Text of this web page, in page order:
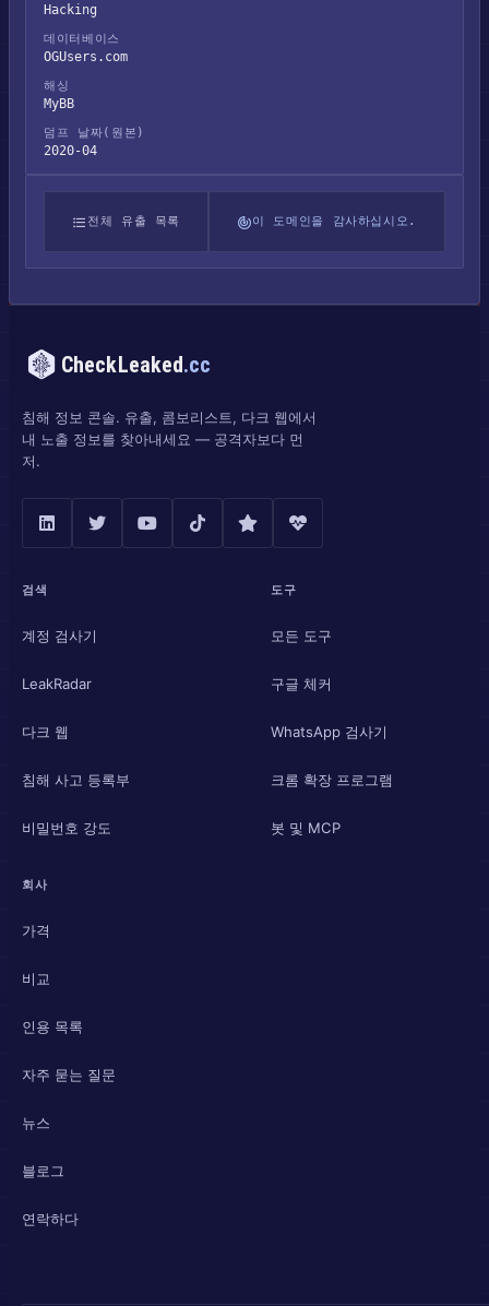
Hacking
데이터베이스
OGUsers.com
해싱
MyBB
덤프 날짜(원본)
2020-04
전체 유출 목록 이 도메인을 감사하십시오.
CheckLeaked.cc
침해 정보 콘솔. 유출, 콤보리스트, 다크 웹에서
내 노출 정보를 찾아내세요 — 공격자보다 먼
저.
검색
계정 검사기
LeakRadar
다크 웹
침해 사고 등록부
비밀번호 강도
도구
모든 도구
구글 체커
WhatsApp 검사기
크롬 확장 프로그램
봇 및 MCP
회사
가격
비교
인용 목록
자주 묻는 질문
뉴스
블로그
연락하다